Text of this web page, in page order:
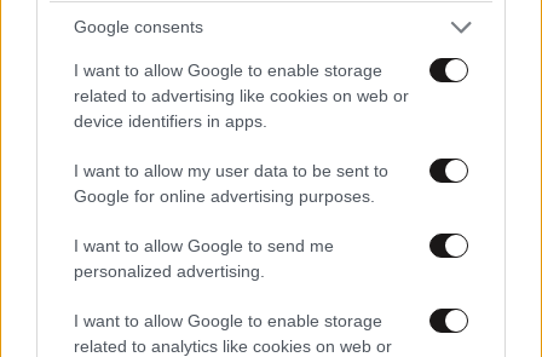
Google consents
I want to allow Google to enable storage
related to advertising like cookies on web or
device identifiers in apps.
I want to allow my user data to be sent to
Google for online advertising purposes.
I want to allow Google to send me
personalized advertising.
I want to allow Google to enable storage
related to analytics like cookies on web or